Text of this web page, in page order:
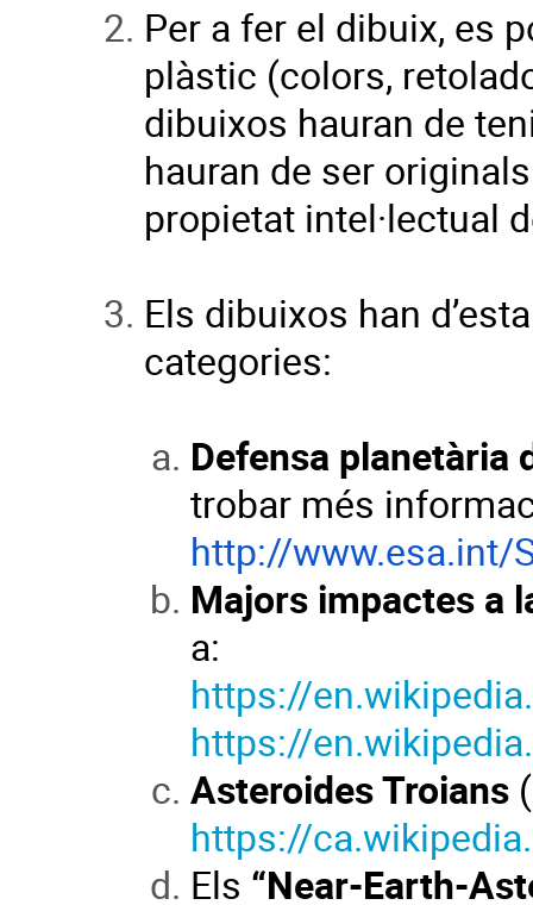
Per a fer el dibuix, es
plàstic (colors,
dibuixos hauran de
hauran de ser
propietat intel·lectual
Els dibuixos han
categories:
Defensa planetària
trobar més
http://www.esa.int/
Majors impactes a
a:
https://
https://
Asteroides Troians
https://
Els “Near-Earth-